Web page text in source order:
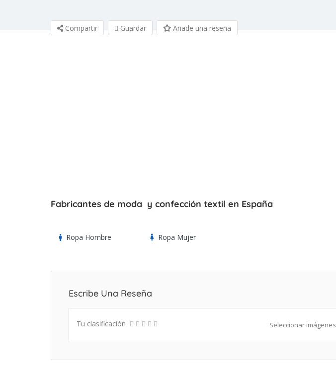
Compartir Guardar Añade una reseña
Fabricantes de moda y confección textil en España
Ropa Hombre Ropa Mujer
Escribe Una Reseña
Tu clasificación Seleccionar imágenes